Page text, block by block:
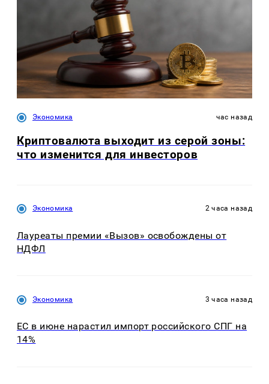
Экономика час назад
Криптовалюта выходит из серой зоны:
что изменится для инвесторов
Экономика 2 часа назад
Лауреаты премии «Вызов» освобождены от
НДФЛ
Экономика 3 часа назад
ЕС в июне нарастил импорт российского СПГ на
14%